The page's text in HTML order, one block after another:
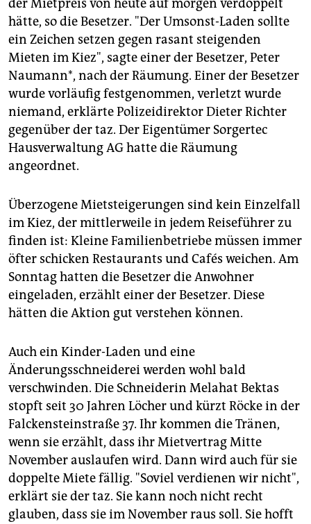
genossenschaft
epaper login
der Mietpreis von heute auf morgen verdoppelt
hätte, so die Besetzer. "Der Umsonst-Laden sollte
ein Zeichen setzen gegen rasant steigenden
Mieten im Kiez", sagte einer der Besetzer, Peter
Naumann*, nach der Räumung. Einer der Besetzer
wurde vorläufig festgenommen, verletzt wurde
niemand, erklärte Polizeidirektor Dieter Richter
gegenüber der taz. Der Eigentümer Sorgertec
Hausverwaltung AG hatte die Räumung
angeordnet.
Überzogene Mietsteigerungen sind kein Einzelfall
im Kiez, der mittlerweile in jedem Reiseführer zu
finden ist: Kleine Familienbetriebe müssen immer
öfter schicken Restaurants und Cafés weichen. Am
Sonntag hatten die Besetzer die Anwohner
eingeladen, erzählt einer der Besetzer. Diese
hätten die Aktion gut verstehen können.
Auch ein Kinder-Laden und eine
Änderungsschneiderei werden wohl bald
verschwinden. Die Schneiderin Melahat Bektas
stopft seit 30 Jahren Löcher und kürzt Röcke in der
Falckensteinstraße 37. Ihr kommen die Tränen,
wenn sie erzählt, dass ihr Mietvertrag Mitte
November auslaufen wird. Dann wird auch für sie
doppelte Miete fällig. "Soviel verdienen wir nicht",
erklärt sie der taz. Sie kann noch nicht recht
glauben, dass sie im November raus soll. Sie hofft